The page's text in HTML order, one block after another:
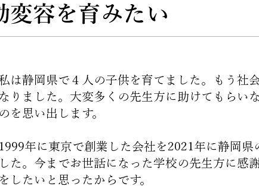
変容を育みたい
は静岡県で４人の子供を育てました。もう社
なりました。大変多くの先生方に助けてもらい
のを思い出します。
1999年に東京で創業した会社を2021年に静岡県
した。今までお世話になった学校の先生方に感
をしたいと思ったからです。